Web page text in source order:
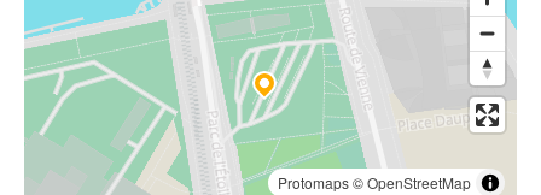
Protomaps©OpenStreetMap